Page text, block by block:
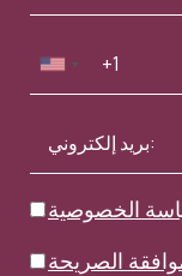
الخصوصية
الصريحة